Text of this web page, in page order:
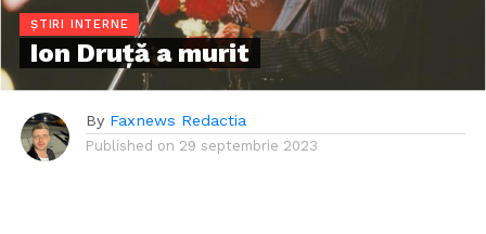
ȘTIRI INTERNE
Ion Druță a murit
By Faxnews Redactia
Published on 29 septembrie 2023